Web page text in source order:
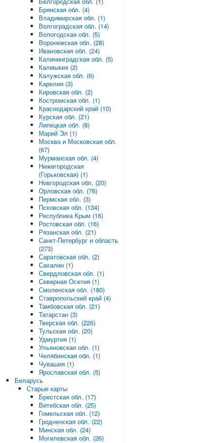
Брянская обл. (4)
Владимирская обл. (1)
Волгоградская обл. (14)
Вологодская обл. (5)
Воронежская обл. (28)
Ивановская обл. (24)
Калининградская обл. (5)
Калмыкия (2)
Калужская обл. (6)
Карелия (3)
Кировская обл. (2)
Костромская обл. (1)
Краснодарский край (10)
Курская обл. (21)
Липецкая обл. (8)
Марий Эл (1)
Москва и Московская обл.
(67)
Мурманская обл. (4)
Нижегородская
(Горьковская) (1)
Новгородская обл. (20)
Орловская обл. (76)
Пермская обл. (3)
Псковская обл. (134)
Республика Крым (16)
Ростовская обл. (16)
Рязанская обл. (21)
Санкт-Петербург и область
(273)
Саратовская обл. (2)
Сахалин (1)
Свердловская обл. (1)
Северная Осетия (1)
Смоленская обл. (180)
Ставропольский край (4)
Тамбовская обл. (21)
Татарстан (3)
Тверская обл. (226)
Тульская обл. (20)
Удмуртия (1)
Ульяновская обл. (1)
Челябинская обл. (1)
Чувашия (1)
Ярославская обл. (5)
Беларусь
Старые карты
Брестская обл. (17)
Витебская обл. (25)
Гомельская обл. (12)
Гродненская обл. (22)
Минская обл. (24)
Могилевская обл. (26)